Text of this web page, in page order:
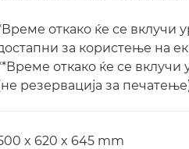
откако ќе се вклучи
за користење на
откако ќе се вклучи
резервација за
x 620 x 645 mm